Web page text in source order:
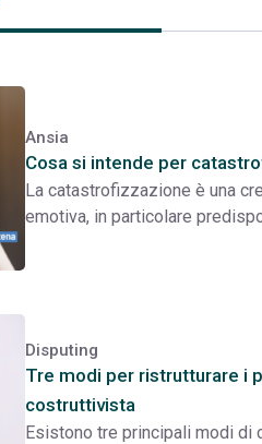
Ansia
Cosa si intende per
La catastrofizzazione è una
emotiva, in particolare
Disputing
Tre modi per ristrutturare i
costruttivista
Esistono tre principali modi di